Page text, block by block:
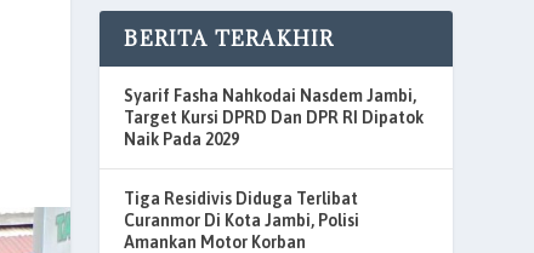
BERITA TERAKHIR
Syarif Fasha Nahkodai Nasdem Jambi,
Target Kursi DPRD Dan DPR RI Dipatok
Naik Pada 2029
Tiga Residivis Diduga Terlibat
Curanmor Di Kota Jambi, Polisi
Amankan Motor Korban